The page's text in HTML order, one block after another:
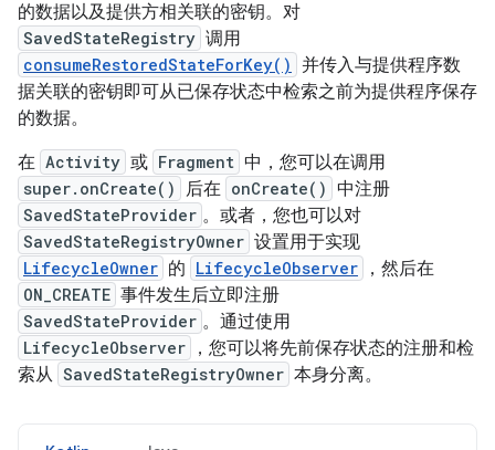
的数据以及提供方相关联的密钥。对
SavedStateRegistry 调用
consumeRestoredStateForKey() 并传入与提供程序数
据关联的密钥即可从已保存状态中检索之前为提供程序保存
的数据。
在 Activity 或 Fragment 中，您可以在调用
super.onCreate() 后在 onCreate() 中注册
SavedStateProvider 。或者，您也可以对
SavedStateRegistryOwner 设置用于实现
LifecycleOwner 的 LifecycleObserver ，然后在
ON_CREATE 事件发生后立即注册
SavedStateProvider 。通过使用
LifecycleObserver
，您可以将先前保存状态的注册和检
索从 SavedStateRegistryOwner 本身分离。